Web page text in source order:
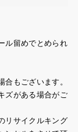
ル留めでとめられ
もございます。
ズがある場合がご
リサイクルキング